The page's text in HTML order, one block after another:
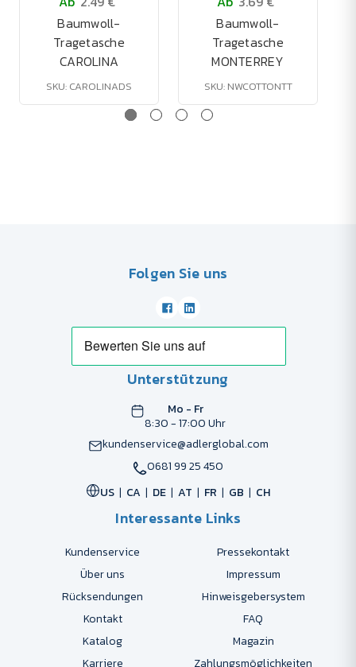
Baumwoll-
Tragetasche
CAROLINA
SKU: CAROLINADS
Baumwoll-
Tragetasche
MONTERREY
SKU: NWCOTTONTT
Folgen Sie uns
Unterstützung
Mo - Fr
8:30 - 17:00 Uhr
kundenservice@adlerglobal.com
0681 99 25 450
US
CA DE AT FR GB CH
Interessante Links
Kundenservice
Pressekontakt
Über uns
Impressum
Rücksendungen
Hinweisgebersystem
Kontakt
FAQ
Katalog
Magazin